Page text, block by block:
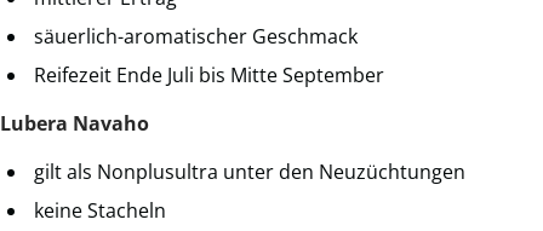
säuerlich-aromatischer Geschmack
Reifezeit Ende Juli bis Mitte September
Lubera Navaho
gilt als Nonplusultra unter den Neuzüchtungen
keine Stacheln